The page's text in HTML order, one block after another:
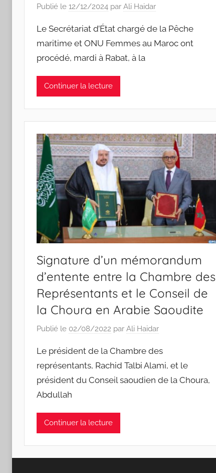
Publié le 12/12/2024 par Ali Haidar
Le Secrétariat d’État chargé de la Pêche
maritime et ONU Femmes au Maroc ont
procédé, mardi à Rabat, à la
Continuer la lecture
Signature d’un mémorandum
d’entente entre la Chambre des
Représentants et le Conseil de
la Choura en Arabie Saoudite
Publié le 02/08/2022 par Ali Haidar
Le président de la Chambre des
représentants, Rachid Talbi Alami, et le
président du Conseil saoudien de la Choura,
Abdullah
Continuer la lecture